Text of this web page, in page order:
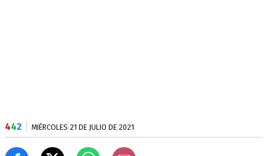
442 MIÉRCOLES 21 DE JULIO DE 2021